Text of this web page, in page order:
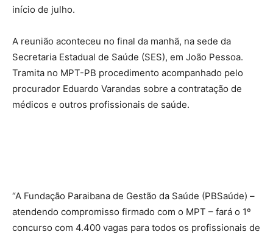
início de julho.
A reunião aconteceu no final da manhã, na sede da
Secretaria Estadual de Saúde (SES), em João Pessoa.
Tramita no MPT-PB procedimento acompanhado pelo
procurador Eduardo Varandas sobre a contratação de
médicos e outros profissionais de saúde.
“A Fundação Paraibana de Gestão da Saúde (PBSaúde) –
atendendo compromisso firmado com o MPT – fará o 1º
concurso com 4.400 vagas para todos os profissionais de